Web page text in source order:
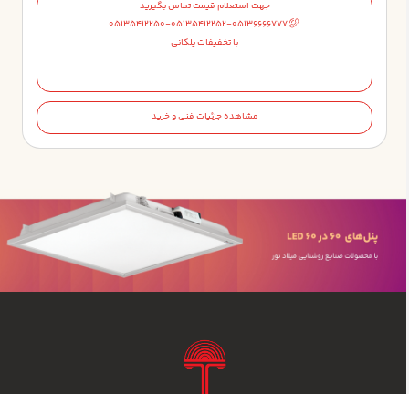
جهت استعلام قیمت تماس بگیرید
05135412250-05135412252-05136666777
با تخفیفات پلکانی
مشاهده جزئیات فنی و خرید